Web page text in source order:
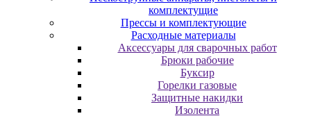
комплектущие
Прессы и комплектующие
Расходные материалы
Аксессуары для сварочных работ
Брюки рабочие
Буксир
Горелки газовые
Защитные накидки
Изолента